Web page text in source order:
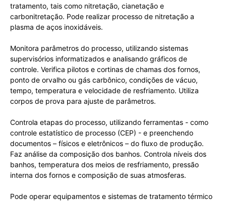
tratamento, tais como nitretação, cianetação e
carbonitretação. Pode realizar processo de nitretação a
plasma de aços inoxidáveis.
Monitora parâmetros do processo, utilizando sistemas
supervisórios informatizados e analisando gráficos de
controle. Verifica pilotos e cortinas de chamas dos fornos,
ponto de orvalho ou gás carbônico, condições de vácuo,
tempo, temperatura e velocidade de resfriamento. Utiliza
corpos de prova para ajuste de parâmetros.
Controla etapas do processo, utilizando ferramentas - como
controle estatístico de processo (CEP) - e preenchendo
documentos – físicos e eletrônicos – do fluxo de produção.
Faz análise da composição dos banhos. Controla níveis dos
banhos, temperatura dos meios de resfriamento, pressão
interna dos fornos e composição de suas atmosferas.
Pode operar equipamentos e sistemas de tratamento térmico